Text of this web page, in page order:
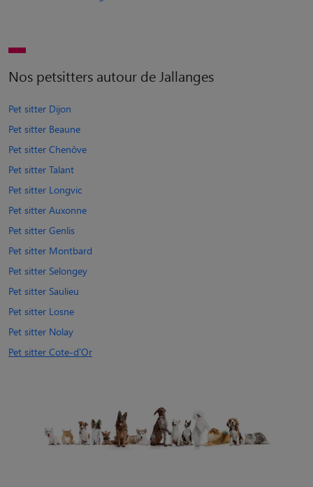
Nos petsitters autour de Jallanges
Pet sitter Dijon
Pet sitter Beaune
Pet sitter Chenôve
Pet sitter Talant
Pet sitter Longvic
Pet sitter Auxonne
Pet sitter Genlis
Pet sitter Montbard
Pet sitter Selongey
Pet sitter Saulieu
Pet sitter Losne
Pet sitter Nolay
Pet sitter Cote-d'Or